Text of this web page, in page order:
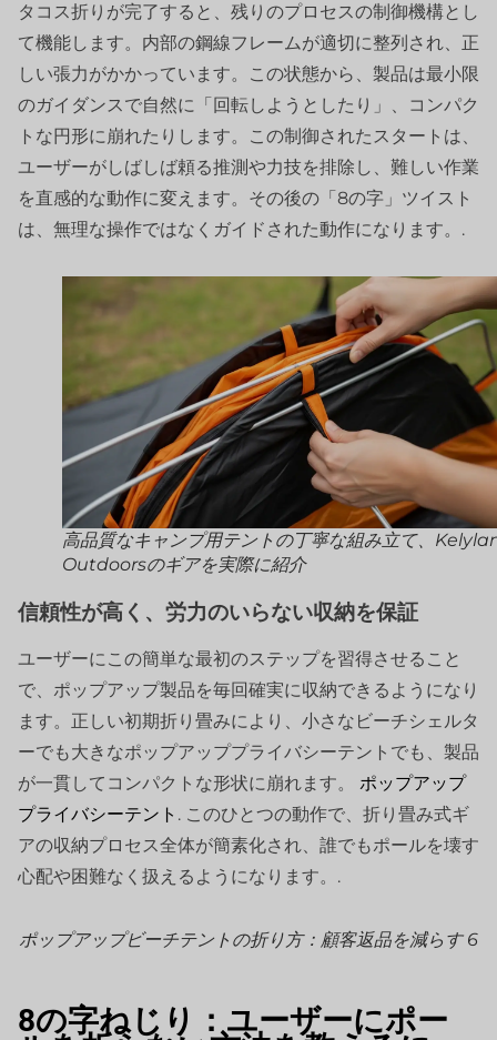
タコス折りが完了すると、残りのプロセスの制御機構とし
て機能します。内部の鋼線フレームが適切に整列され、正
しい張力がかかっています。この状態から、製品は最小限
のガイダンスで自然に「回転しようとしたり」、コンパク
トな円形に崩れたりします。この制御されたスタートは、
ユーザーがしばしば頼る推測や力技を排除し、難しい作業
を直感的な動作に変えます。その後の「8の字」ツイスト
は、無理な操作ではなくガイドされた動作になります。.
高品質なキャンプ用テントの丁寧な組み立て、
Outdoorsのギアを実際に紹介
信頼性が高く、労力のいらない収納を保証
ユーザーにこの簡単な最初のステップを習得させること
で、ポップアップ製品を毎回確実に収納できるようになり
ます。正しい初期折り畳みにより、小さなビーチシェルタ
ーでも大きなポップアッププライバシーテントでも、製品
が一貫してコンパクトな形状に崩れます。 ポップアップ
プライバシーテント . このひとつの動作で、折り畳み式ギ
アの収納プロセス全体が簡素化され、誰でもポールを壊す
心配や困難なく扱えるようになります。.
ポップアップビーチテントの折り方：顧客返品を減らす 6
8の字ねじり：ユーザーにポー